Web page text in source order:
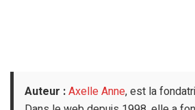
Auteur :Axelle Anne, est la